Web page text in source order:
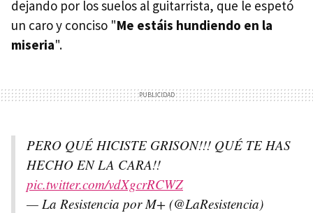
dejando por los suelos al guitarrista, que le espetó
un caro y conciso "Me estáis hundiendo en la
miseria".
PERO QUÉ HICISTE GRISON!!! QUÉ TE HAS
HECHO EN LA CARA!!
pic.twitter.com/vdXgcrRCWZ
— La Resistencia por M+ (@LaResistencia)